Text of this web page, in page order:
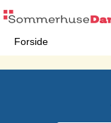
Forside